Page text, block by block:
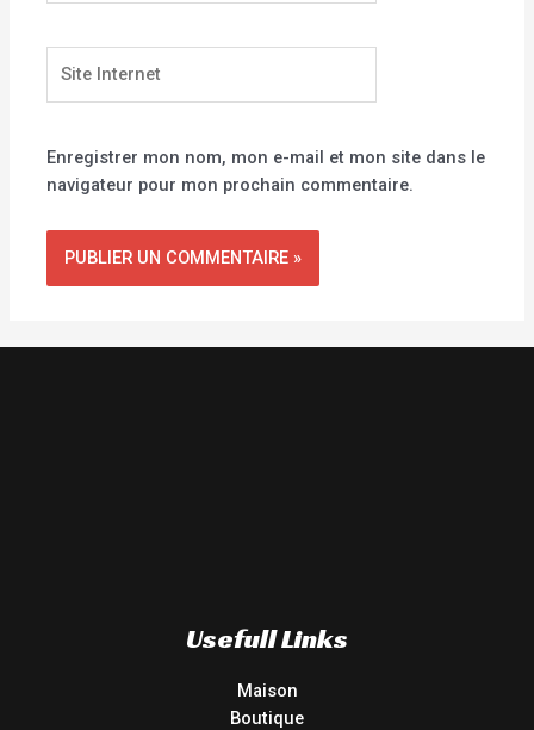
Internet
Enregistrer mon nom, mon e-mail et mon site dans le
navigateur pour mon prochain commentaire.
Usefull Links
Maison
Boutique